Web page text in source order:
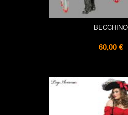
BECCHINO
60,00 €